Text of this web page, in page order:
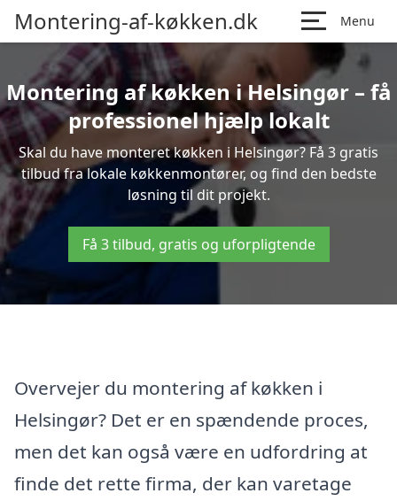
Montering-af-køkken.dk Menu
Montering af køkken i Helsingør – få
professionel hjælp lokalt
Skal du have monteret køkken i Helsingør? Få 3 gratis
tilbud fra lokale køkkenmontører, og find den bedste
løsning til dit projekt.
Få 3 tilbud, gratis og uforpligtende
Overvejer du montering af køkken i
Helsingør? Det er en spændende proces,
men det kan også være en udfordring at
finde det rette firma, der kan varetage